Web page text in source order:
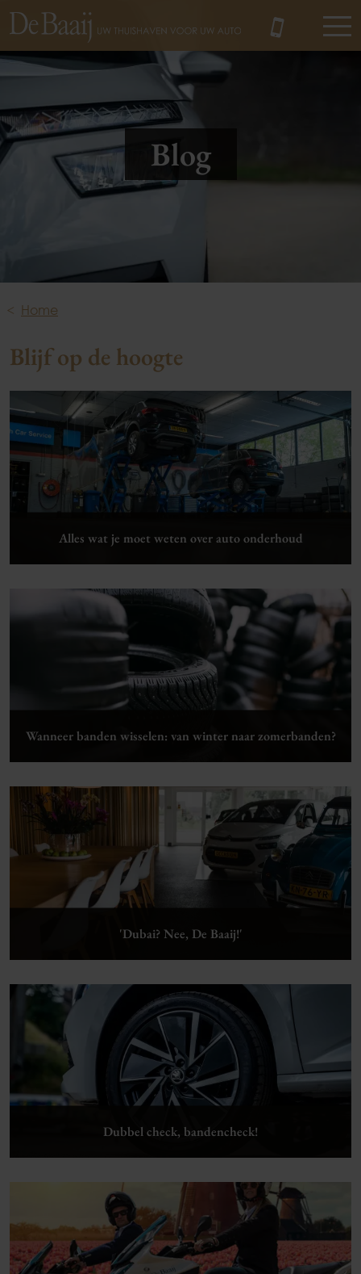
Blog
Home
Blijf op de hoogte
Alles wat je moet weten over auto onderhoud
Wanneer banden wisselen: van winter naar zomerbanden?
Lees verder
'Dubai? Nee, De Baaij!'
Lees verder
Dubbel check, bandencheck!
Lees verder